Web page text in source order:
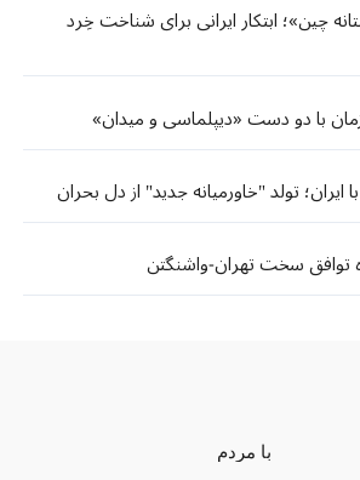
چین»؛ ابتکار ایرانی برای شناخت خِرد
با دو دست «دیپلماسی و میدان»
ایران؛ تولد "خاورمیانه جدید" از دل بحران
توافق سخت تهران-واشنگتن
با مردم